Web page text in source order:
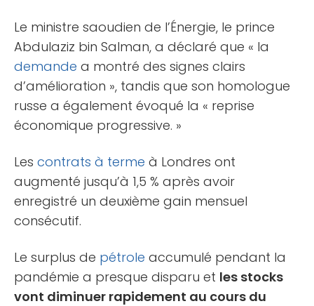
Le ministre saoudien de l’Énergie, le prince
Abdulaziz bin Salman, a déclaré que « la
demande a montré des signes clairs
d’amélioration », tandis que son homologue
russe a également évoqué la « reprise
économique progressive. »
Les contrats à terme à Londres ont
augmenté jusqu’à 1,5 % après avoir
enregistré un deuxième gain mensuel
consécutif.
Le surplus de pétrole accumulé pendant la
pandémie a presque disparu et les stocks
vont diminuer rapidement au cours du